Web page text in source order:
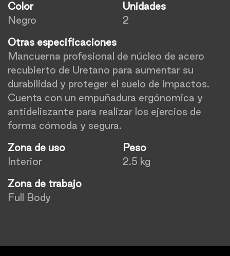
Color
Negro
Unidades
2
Otras especificaciones
Mancuerna profesional de núcleo de acero
recubierto de Uretano para aumentar su
durabilidad y proteger el suelo de impactos.
Cuenta con un empuñadura ergónomica y
antideliszante para realizar los ejercios de
forma cómoda y segura.
Zona de uso
Interior
Peso
2.5 kg
Zona de trabajo
Full Body